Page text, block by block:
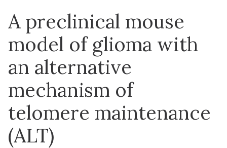
A preclinical mouse
model of glioma with
an alternative
mechanism of
telomere maintenance
(ALT)